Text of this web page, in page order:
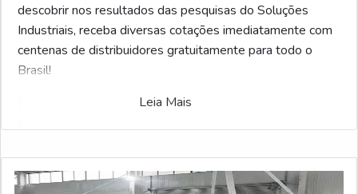
descobrir nos resultados das pesquisas do Soluções
Industriais, receba diversas cotações imediatamente com
centenas de distribuidores gratuitamente para todo o
Brasil!
Possuindo dezenas de fornecedores, o Soluções
Container para eventos, selecione um dos fornecedores
abaixo:
Leia Mais